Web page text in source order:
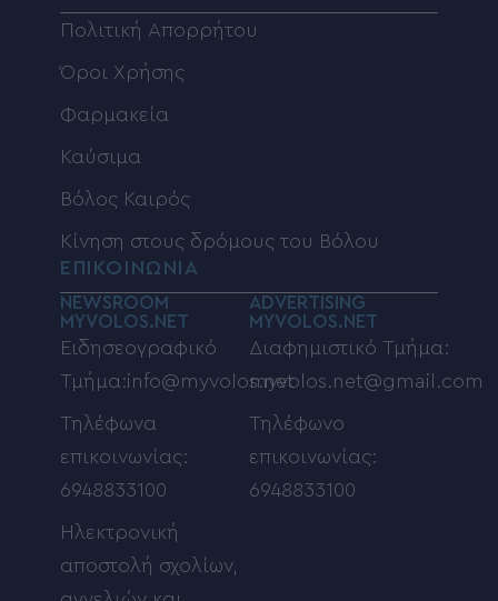
Πολιτική Απορρήτου
Όροι Χρήσης
Φαρμακεία
Καύσιμα
Βόλος Καιρός
Κίνηση στους δρόμους του Βόλου
ΕΠΙΚΟΙΝΩΝΙΑ
NEWSROOM
MYVOLOS.NET
Ειδησεογραφικό
Τμήμα:info@myvolos.net
Τηλέφωνα
επικοινωνίας:
6948833100
Ηλεκτρονική
αποστολή σχολίων,
ADVERTISING
MYVOLOS.NET
Διαφημιστικό Τμήμα:
myvolos.net@gmail.com
Τηλέφωνο
επικοινωνίας:
6948833100